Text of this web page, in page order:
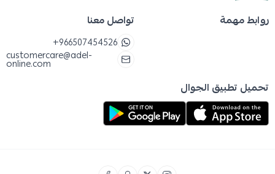
روابط مهمة تواصل معنا
+966507454526
customercare@adel-
online.com
تحميل تطبيق الجوال